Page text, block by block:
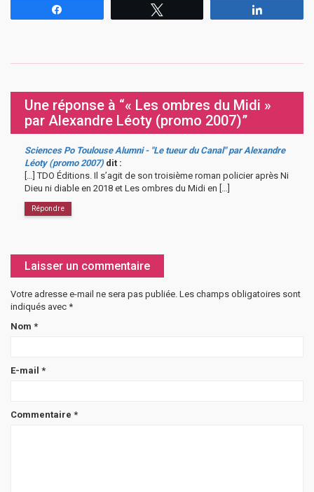
Une réponse à “« Les ombres du Midi »
par Alexandre Léoty (promo 2007)”
Sciences Po Toulouse Alumni - "Le tueur du Canal" par Alexandre
Léoty (promo 2007) dit :
[…] TDO Éditions. Il s’agit de son troisième roman policier après Ni
Dieu ni diable en 2018 et Les ombres du Midi en […]
Répondre
Laisser un commentaire
Votre adresse e-mail ne sera pas publiée. Les champs obligatoires sont
indiqués avec *
Nom *
E-mail *
Commentaire *